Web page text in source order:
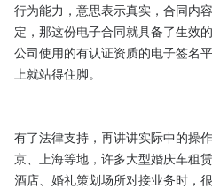
行为能力，意思表示真实，合同内
定，那这份电子合同就具备了生效
公司使用的有认证资质的电子签名
上就站得住脚。
有了法律支持，再讲讲实际中的操
京、上海等地，许多大型婚庆车租
酒店、婚礼策划场所对接业务时，